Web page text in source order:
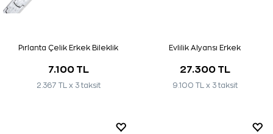
Pırlanta Çelik Erkek Bileklik
7.100 TL
2.367 TL x 3 taksit
Evlilik Alyansı Erkek
27.300 TL
9.100 TL x 3 taksit